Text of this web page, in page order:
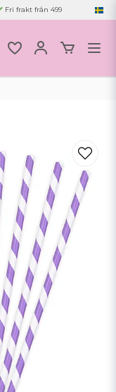
Fri frakt från 499